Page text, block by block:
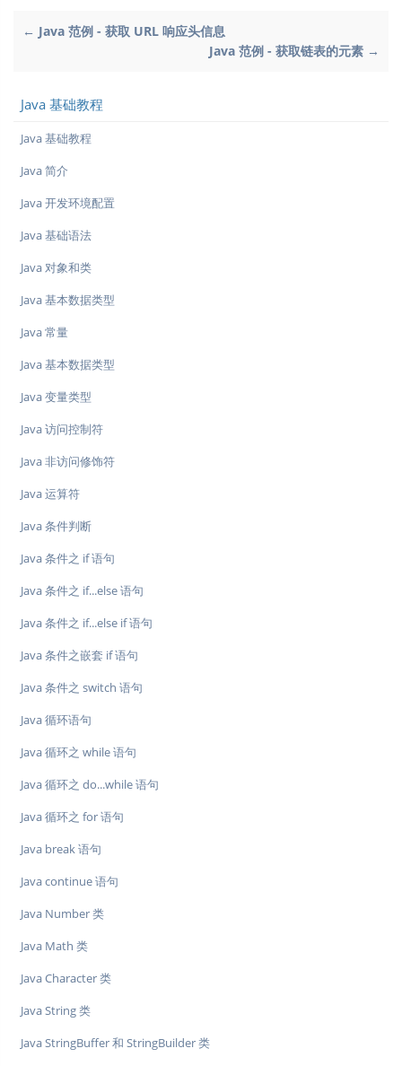
← Java 范例 - 获取 URL 响应头信息
Java 范例 - 获取链表的元素 →
Java 基础教程
Java 基础教程
Java 简介
Java 开发环境配置
Java 基础语法
Java 对象和类
Java 基本数据类型
Java 常量
Java 基本数据类型
Java 变量类型
Java 访问控制符
Java 非访问修饰符
Java 运算符
Java 条件判断
Java 条件之 if 语句
Java 条件之 if...else 语句
Java 条件之 if...else if 语句
Java 条件之嵌套 if 语句
Java 条件之 switch 语句
Java 循环语句
Java 循环之 while 语句
Java 循环之 do...while 语句
Java 循环之 for 语句
Java break 语句
Java continue 语句
Java Number 类
Java Math 类
Java Character 类
Java String 类
Java StringBuffer 和 StringBuilder 类